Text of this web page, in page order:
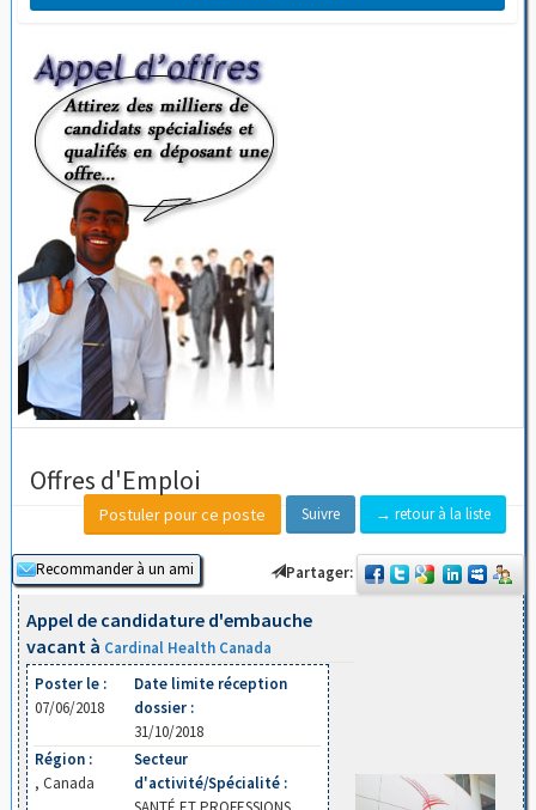
Offres d'Emploi
Suivre → retour à la liste
Partager:
Appel de candidature d'embauche
vacant à Cardinal Health Canada
Poster le :
07/06/2018
Date limite réception
dossier :
31/10/2018
Région :
, Canada
Secteur
d'activité/Spécialité :